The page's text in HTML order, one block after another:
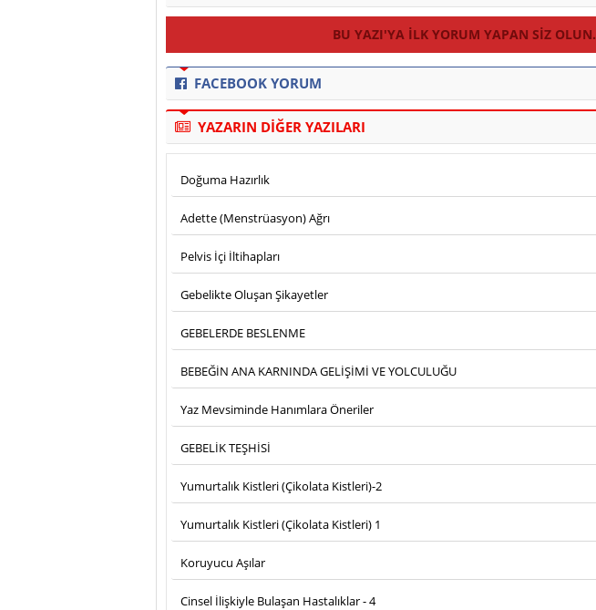
BU YAZI'YA ILK YORUM YAPAN SIZ OLUN.
FACEBOOK YORUM
YAZARIN DİĞER YAZILARI
Doğuma Hazırlık
Adette (Menstrüasyon) Ağrı
Pelvis İçi İltihapları
Gebelikte Oluşan Şikayetler
GEBELERDE BESLENME
BEBEĞİN ANA KARNINDA GELİŞİMİ VE YOLCULUĞU
Yaz Mevsiminde Hanımlara Öneriler
GEBELİK TEŞHİSİ
Yumurtalık Kistleri (Çikolata Kistleri)-2
Yumurtalık Kistleri (Çikolata Kistleri) 1
Koruyucu Aşılar
Cinsel İlişkiyle Bulaşan Hastalıklar - 4